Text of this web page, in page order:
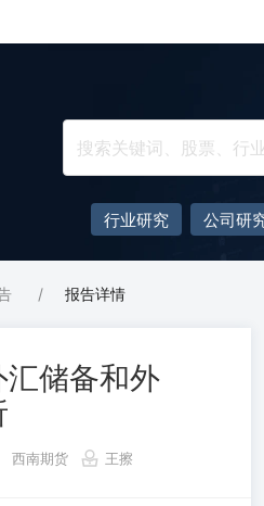
行业研究 公司研
/ 报告详情
储备和外
西南期货 王擦